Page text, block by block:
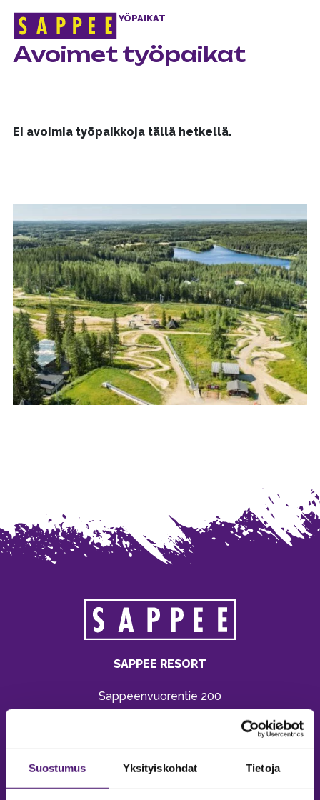
Suostumus Yksityiskohdat Tietoja
Päävalikko
ETUSIVU > AVOIMET TYÖPAIKAT
Avoimet työpaikat
Ei avoimia työpaikkoja tällä hetkellä.
SAPPEE RESORT
Sappeenvuorentie 200
36450 Salmentaka, Pälkäne
Puh:020 755 9970